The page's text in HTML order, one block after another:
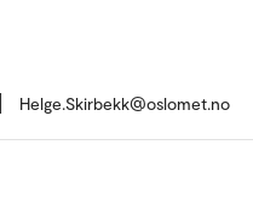
Helge.Skirbekk@oslomet.no